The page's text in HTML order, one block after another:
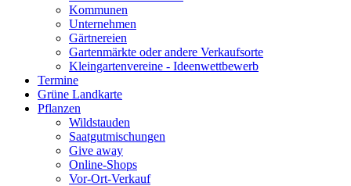
Kommunen
Unternehmen
Gärtnereien
Gartenmärkte oder andere Verkaufsorte
Kleingartenvereine - Ideenwettbewerb
Termine
Grüne Landkarte
Pflanzen
Wildstauden
Saatgutmischungen
Give away
Online-Shops
Vor-Ort-Verkauf